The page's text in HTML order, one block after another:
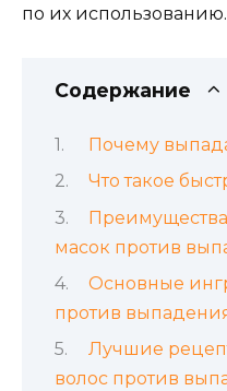
по их использованию.
Содержание
Почему
Что такое
масок против
Основные
против
Лучшие
волос против